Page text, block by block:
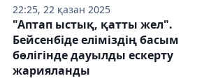
22:25, 22 қазан 2025
"Аптап ыстық, қатты жел".
Бейсенбіде еліміздің басым
бөлігінде дауылды ескерту
жарияланды